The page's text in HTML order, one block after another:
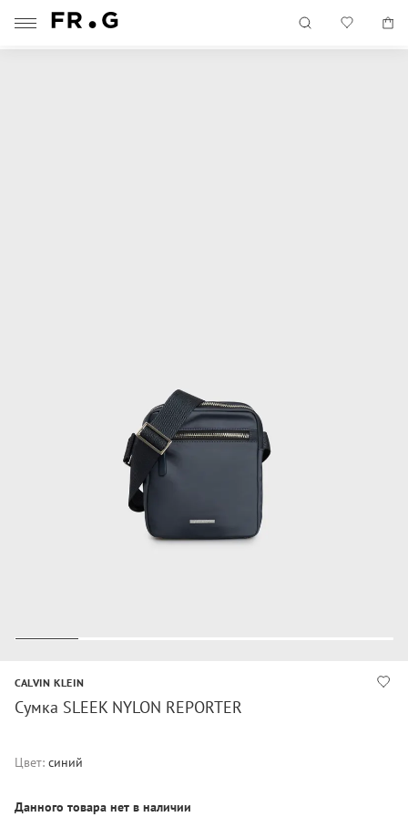
CALVIN KLEIN
Сумка SLEEK NYLON REPORTER
Цвет: синий
Данного товара нет в наличии